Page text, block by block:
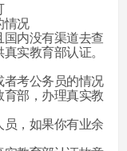
情况
内没有渠道去查
实教育部认证。
考公务员的情况
部，办理真实教
，如果你有业余